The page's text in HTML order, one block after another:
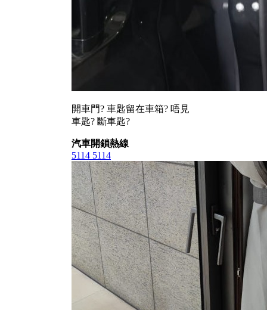
開車門? 車匙留在車箱? 唔見
車匙? 斷車匙?
汽車開鎖熱線
5114 5114